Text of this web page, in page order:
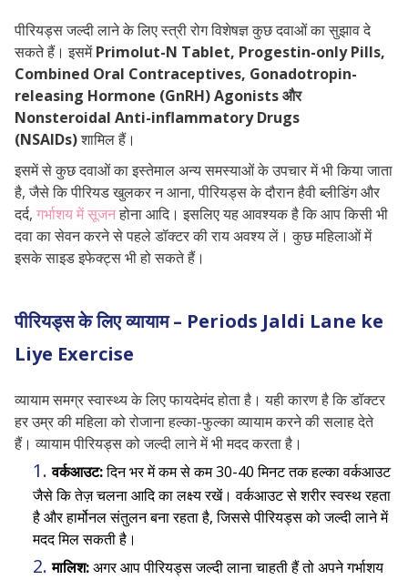
पीरियड्स जल्दी लाने के लिए स्त्री रोग विशेषज्ञ कुछ दवाओं का सुझाव दे
सकते हैं। इसमेंPrimolut-N Tablet, Progestin-only Pills,
Combined Oral Contraceptives, Gonadotropin-
releasing Hormone (GnRH) Agonists और
Nonsteroidal Anti-inflammatory Drugs
(NSAIDs)शामिल हैं।
इसमें से कुछ दवाओं का इस्तेमाल अन्य समस्याओं के उपचार में भी किया जाता
है, जैसे कि पीरियड खुलकर न आना, पीरियड्स के दौरान हैवी ब्लीडिंग और
दर्द, गर्भाशय में सूजनहोना आदि। इसलिए यह आवश्यक है कि आप किसी भी
दवा का सेवन करने से पहले डॉक्टर की राय अवश्य लें। कुछ महिलाओं में
इसके साइड इफेक्ट्स भी हो सकते हैं।
पीरियड्स के लिए व्यायाम – Periods Jaldi Lane ke
Liye Exercise
व्यायाम समग्र स्वास्थ्य के लिए फायदेमंद होता है। यही कारण है कि डॉक्टर
हर उम्र की महिला को रोजाना हल्का-फुल्का व्यायाम करने की सलाह देते
हैं। व्यायाम पीरियड्स को जल्दी लाने में भी मदद करता है।
वर्कआउट:दिन भर में कम से कम 30-40 मिनट तक हल्का वर्कआउट
जैसे कि तेज़ चलना आदि का लक्ष्य रखें। वर्कआउट से शरीर स्वस्थ रहता
है और हार्मोनल संतुलन बना रहता है, जिससे पीरियड्स को जल्दी लाने में
मदद मिल सकती है।
मालिश:अगर आप पीरियड्स जल्दी लाना चाहती हैं तो अपने गर्भाशय